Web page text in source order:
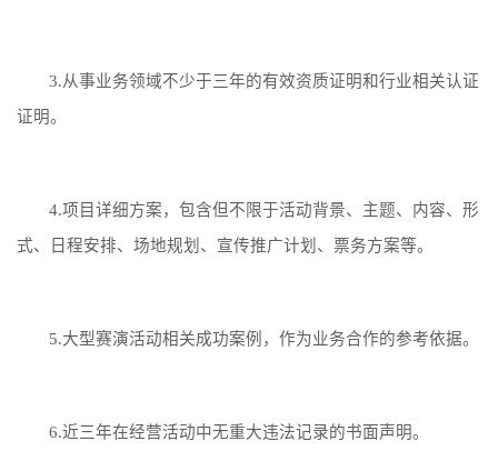
3.从事业务领域不少于三年的有效资质证明和行业相关认证
证明。
4.项目详细方案，包含但不限于活动背景、主题、内容、形
式、日程安排、场地规划、宣传推广计划、票务方案等。
5.大型赛演活动相关成功案例，作为业务合作的参考依据。
6.近三年在经营活动中无重大违法记录的书面声明。